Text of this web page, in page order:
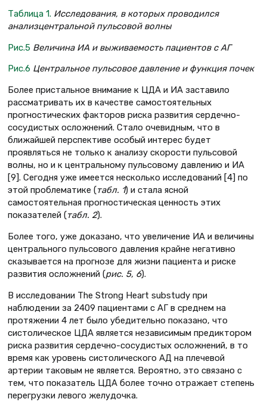
Таблица 1. Исследования, в которых проводился
анализцентральной пульсовой волны
Рис.5 Величина ИА и выживаемость пациентов с АГ
Рис.6 Центральное пульсовое давление и функция почек
Более пристальное внимание к ЦДА и ИА заставило
рассматривать их в качестве самостоятельных
прогностических факторов риска развития сердечно-
сосудистых осложнений. Стало очевидным, что в
ближайшей перспективе особый интерес будет
проявляться не только к анализу скорости пульсовой
волны, но и к центральному пульсовому давлению и ИА
[9]. Сегодня уже имеется несколько исследований [4] по
этой проблематике (табл. 1) и стала ясной
самостоятельная прогностическая ценность этих
показателей (табл. 2).
Более того, уже доказано, что увеличение ИА и величины
центрального пульсового давления крайне негативно
сказывается на прогнозе для жизни пациента и риске
развития осложнений (рис. 5, 6).
В исследовании The Strong Heart substudy при
наблюдении за 2409 пациентами с АГ в среднем на
протяжении 4 лет было убедительно показано, что
систолическое ЦДА является независимым предиктором
риска развития сердечно-сосудистых осложнений, в то
время как уровень систолического АД на плечевой
артерии таковым не является. Вероятно, это связано с
тем, что показатель ЦДА более точно отражает степень
перегрузки левого желудочка.